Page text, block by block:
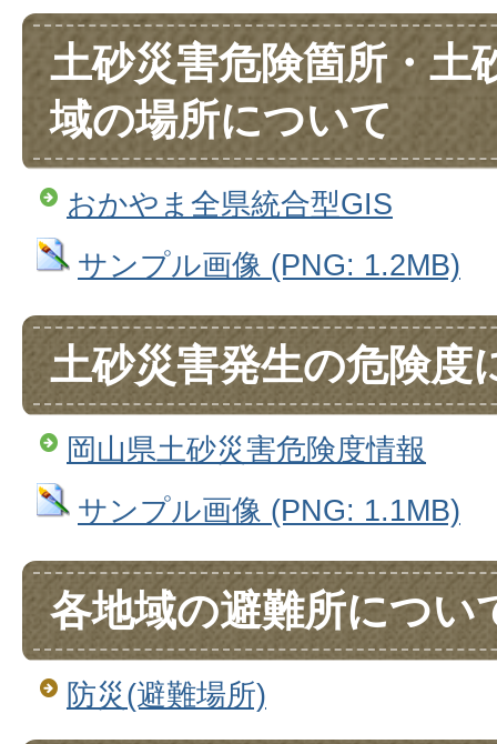
土砂災害危険箇所・土
域の場所について
おかやま全県統合型GIS
サンプル画像 (PNG: 1.2MB)
土砂災害発生の危険度
岡山県土砂災害危険度情報
サンプル画像 (PNG: 1.1MB)
各地域の避難所につい
防災(避難場所)